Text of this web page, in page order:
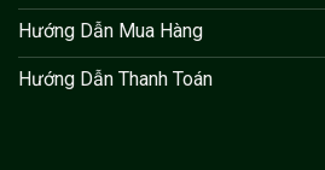
Hướng Dẫn Mua Hàng
Hướng Dẫn Thanh Toán